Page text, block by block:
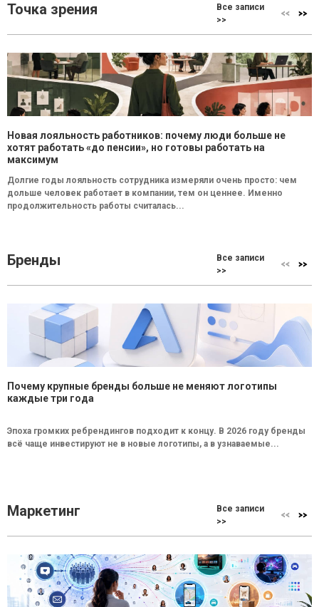
Точка зрения
Все записи
>>
Новая лояльность работников: почему люди больше не
хотят работать «до пенсии», но готовы работать на
максимум
Долгие годы лояльность сотрудника измеряли очень просто: чем
дольше человек работает в компании, тем он ценнее. Именно
продолжительность работы считалась...
Бренды
Все записи
>>
Почему крупные бренды больше не меняют логотипы
каждые три года
Эпоха громких ребрендингов подходит к концу. В 2026 году бренды
всё чаще инвестируют не в новые логотипы, а в узнаваемые...
Маркетинг
Все записи
>>